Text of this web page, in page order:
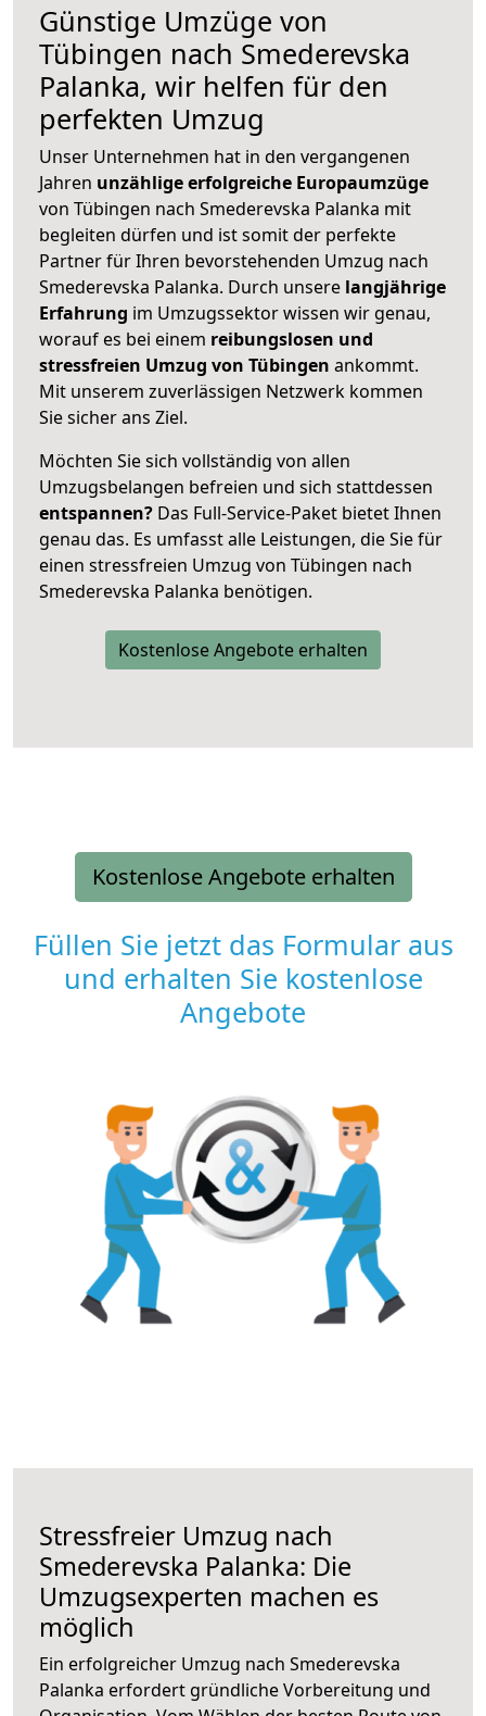
Günstige Umzüge von
Tübingen nach Smederevska
Palanka, wir helfen für den
perfekten Umzug
Unser Unternehmen hat in den vergangenen
Jahren unzählige erfolgreiche Europaumzüge
von Tübingen nach Smederevska Palanka mit
begleiten dürfen und ist somit der perfekte
Partner für Ihren bevorstehenden Umzug nach
Smederevska Palanka. Durch unsere langjährige
Erfahrung im Umzugssektor wissen wir genau,
worauf es bei einem reibungslosen und
stressfreien Umzug von Tübingen ankommt.
Mit unserem zuverlässigen Netzwerk kommen
Sie sicher ans Ziel.
Möchten Sie sich vollständig von allen
Umzugsbelangen befreien und sich stattdessen
entspannen? Das Full-Service-Paket bietet Ihnen
genau das. Es umfasst alle Leistungen, die Sie für
einen stressfreien Umzug von Tübingen nach
Smederevska Palanka benötigen.
Kostenlose Angebote erhalten
Kostenlose Angebote erhalten
Füllen Sie jetzt das Formular aus
und erhalten Sie kostenlose
Angebote
Stressfreier Umzug nach
Smederevska Palanka: Die
Umzugsexperten machen es
möglich
Ein erfolgreicher Umzug nach Smederevska
Palanka erfordert gründliche Vorbereitung und